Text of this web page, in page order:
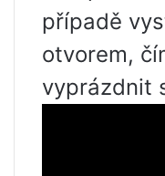
případě
otvorem,
vyprázdnit